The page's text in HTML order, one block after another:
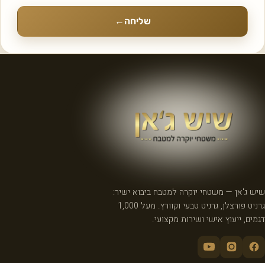
שליחה ←
שיש ג'אן — משטחי יוקרה למטבח ביבוא ישיר:
גרניט פורצלן, גרניט טבעי וקוורץ. מעל 1,000
דגמים, ייעוץ אישי ושירות מקצועי.